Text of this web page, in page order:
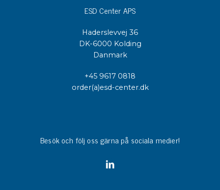
ESD Center APS
Haderslevvej 36
DK-6000 Kolding
Danmark
+45 9617 0818
order(a)esd-center.dk
Besök och följ oss gärna på sociala medier!